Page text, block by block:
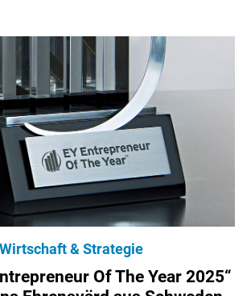
Wirtschaft & Strategie
Of The Year 2025“